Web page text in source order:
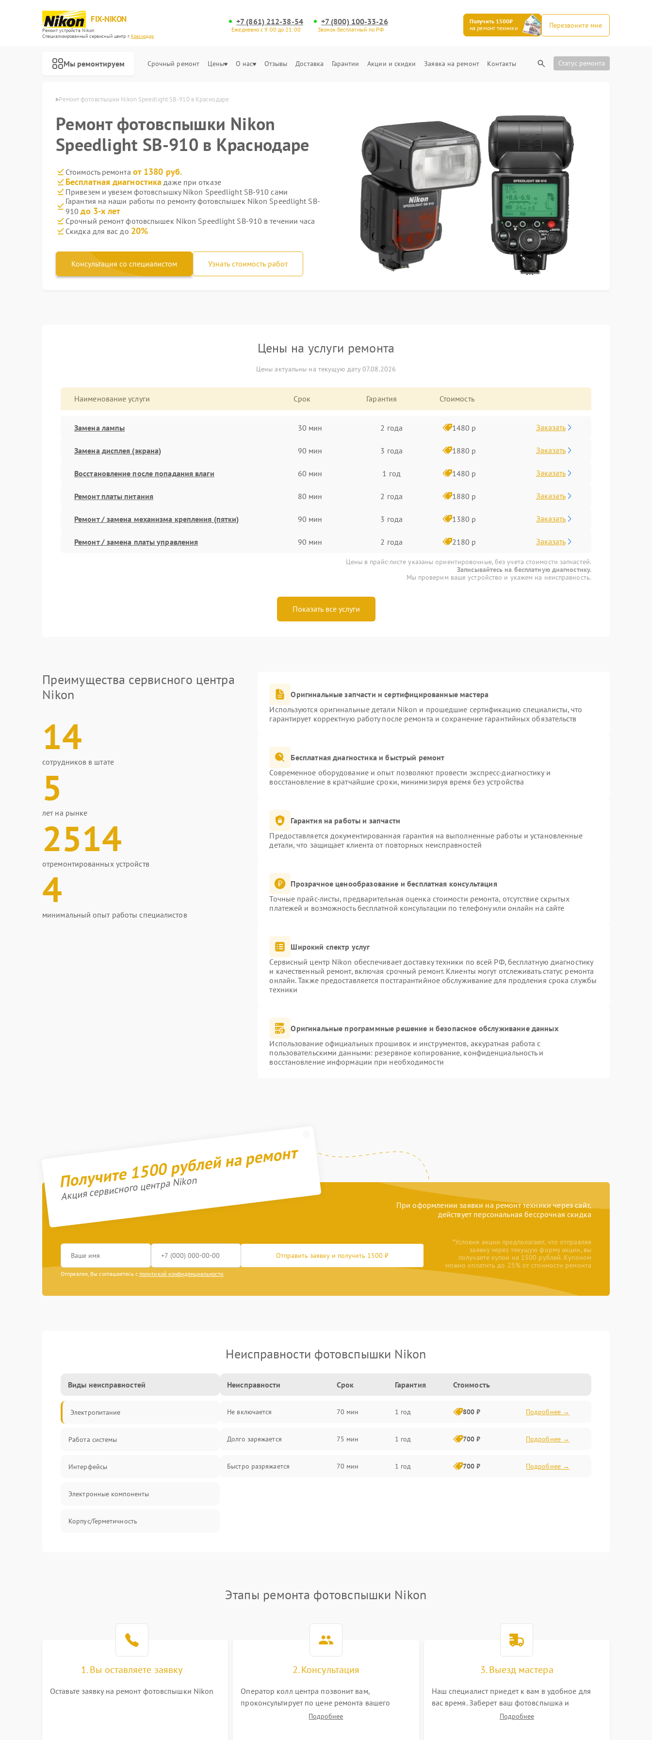
FIX-NIKON
Ремонт устройств Nikon
Специализированный cервисный центр г.Краснодар
+7 (861) 212-38-54
Ежедневно с 9:00 до 21:00
+7 (800) 100-33-26
Звонок бесплатный по РФ
Получить 1500₽
на ремонт техники
Перезвоните мне
Мы ремонтируем Срочный ремонт Цены О нас Отзывы Доставка Гарантии Акции и скидки Заявка на ремонт Контакты Статус ремонта
в Краснодаре Ремонт фотовспышки Nikon Speedlight SB-910 в Краснодаре
Ремонт фотовспышки Nikon
Speedlight SB-910 в Краснодаре
Стоимость ремонта от 1380 руб.
Бесплатная диагностика даже при отказе
Привезем и увезем фотовспышку Nikon Speedlight SB-910 сами
Гарантия на наши работы по ремонту фотовспышек Nikon Speedlight SB-
910до 3-х лет
Срочный ремонт фотовспышек Nikon Speedlight SB-910 в течении часа
Скидка для вас до 20%
Консультация со специалистом Узнать стоимость работ
Цены на услуги ремонта
Цены актуальны на текущую дату 07.08.2026
Наименование услуги Срок Гарантия Стоимость
Замена лампы 30 мин 2 года 1480 р Заказать
Замена дисплея (экрана) 90 мин 3 года 1880 р Заказать
Восстановление после попадания влаги 60 мин 1 год 1480 р Заказать
Ремонт платы питания 80 мин 2 года 1880 р Заказать
Ремонт / замена механизма крепления (пятки) 90 мин 3 года 1380 р Заказать
Ремонт / замена платы управления 90 мин 2 года 2180 р Заказать
Цены в прайс-листе указаны ориентировочные, без учета стоимости запчастей.
Записывайтесь на бесплатную диагностику.
Мы проверим ваше устройство и укажем на неисправность.
Показать все услуги
Преимущества сервисного центра
Nikon
14
сотрудников в штате
5
лет на рынке
2514
отремонтированных устройств
4
минимальный опыт работы специалистов
Оригинальные запчасти и сертифицированные мастера
Используются оригинальные детали Nikon и прошедшие сертификацию специалисты, что
гарантирует корректную работу после ремонта и сохранение гарантийных обязательств
Бесплатная диагностика и быстрый ремонт
Современное оборудование и опыт позволяют провести экспресс-диагностику и
восстановление в кратчайшие сроки, минимизируя время без устройства
Гарантия на работы и запчасти
Предоставляется документированная гарантия на выполненные работы и установленные
детали, что защищает клиента от повторных неисправностей
Прозрачное ценообразование и бесплатная консультация
Точные прайс-листы, предварительная оценка стоимости ремонта, отсутствие скрытых
платежей и возможность бесплатной консультации по телефону или онлайн на сайте
Широкий спектр услуг
Сервисный центр Nikon обеспечивает доставку техники по всей РФ, бесплатную диагностику
и качественный ремонт, включая срочный ремонт. Клиенты могут отслеживать статус ремонта
онлайн. Также предоставляется постгарантийное обслуживание для продления срока службы
техники
Оригинальные программные решение и безопасное обслуживание данных
Использование официальных прошивок и инструментов, аккуратная работа с
пользовательскими данными: резервное копирование, конфиденциальность и
восстановление информации при необходимости
Получите 1500 рублей на ремонт
Акция сервисного центра Nikon
При оформлении заявки на ремонт техники через сайт,
действует персональная бессрочная скидка
Отправить заявку и получить 1500 ₽
Отправляя, Вы соглашаетесь с политикой конфиденциальности
*Условия акции предполагают, что отправляя
заявку через текущую форму акции, вы
получаете купон на 1500 рублей. Купоном
можно оплатить до 25% от стоимости ремонта
Неисправности фотовспышки Nikon
Виды неисправностей
Электропитание
Работа системы
Интерфейсы
Электронные компоненты
Корпус/Герметичность
Неисправности Срок Гарантия Стоимость
Не включается 70 мин 1 год 800 ₽ Подробнее →
Долго заряжается 75 мин 1 год 700 ₽ Подробнее →
Быстро разряжается 70 мин 1 год 700 ₽ Подробнее →
Этапы ремонта фотовспышки Nikon
1. Вы оставляете заявку
Оставьте заявку на ремонт фотовспышки Nikon
2. Консультация
Оператор колл центра позвонит вам,
проконсультирует по цене ремонта вашего
фотовспышки а также ответит на все ваши
Подробнее
3. Выезд мастера
Наш специалист приедет к вам в удобное для
вас время. Заберет ваш фотовспышка и
привезет на склад для диагностики.
Подробнее